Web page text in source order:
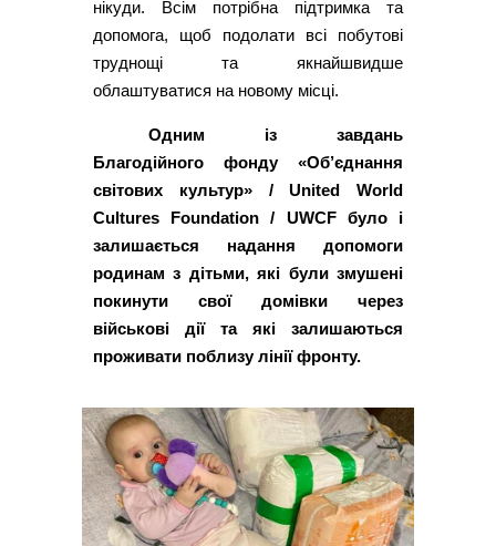
нікуди. Всім потрібна підтримка та
допомога, щоб подолати всі побутові
труднощі та якнайшвидше
облаштуватися на новому місці.
Одним із завдань
Благодійного фонду «Об’єднання
світових культур» / United World
Cultures Foundation / UWCF було і
залишається надання допомоги
родинам з дітьми, які були змушені
покинути свої домівки через
військові дії та які залишаються
проживати поблизу лінії фронту.